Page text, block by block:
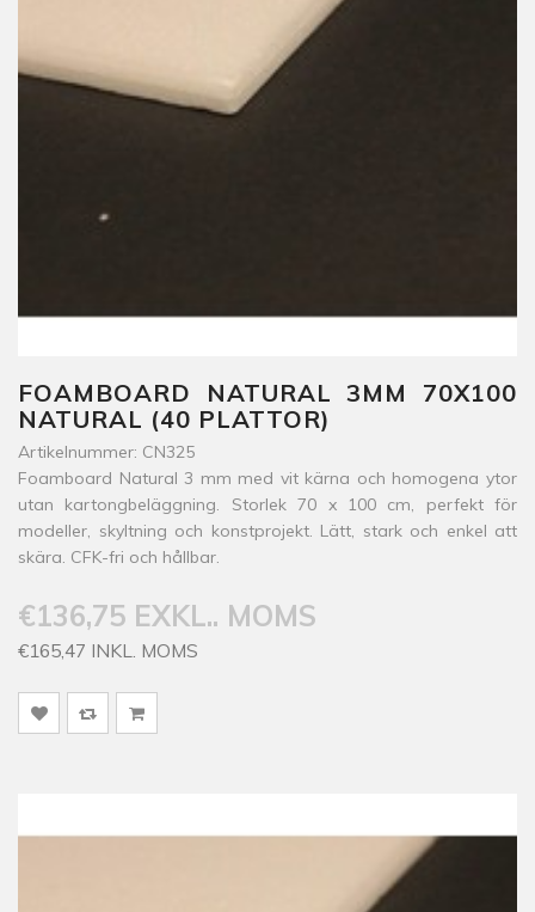
FOAMBOARD NATURAL 3MM 70X100
NATURAL (40 PLATTOR)
Artikelnummer: CN325
Foamboard Natural 3 mm med vit kärna och homogena ytor
utan kartongbeläggning. Storlek 70 x 100 cm, perfekt för
modeller, skyltning och konstprojekt. Lätt, stark och enkel att
skära. CFK-fri och hållbar.
€136,75 EXKL.. MOMS
€165,47 INKL. MOMS